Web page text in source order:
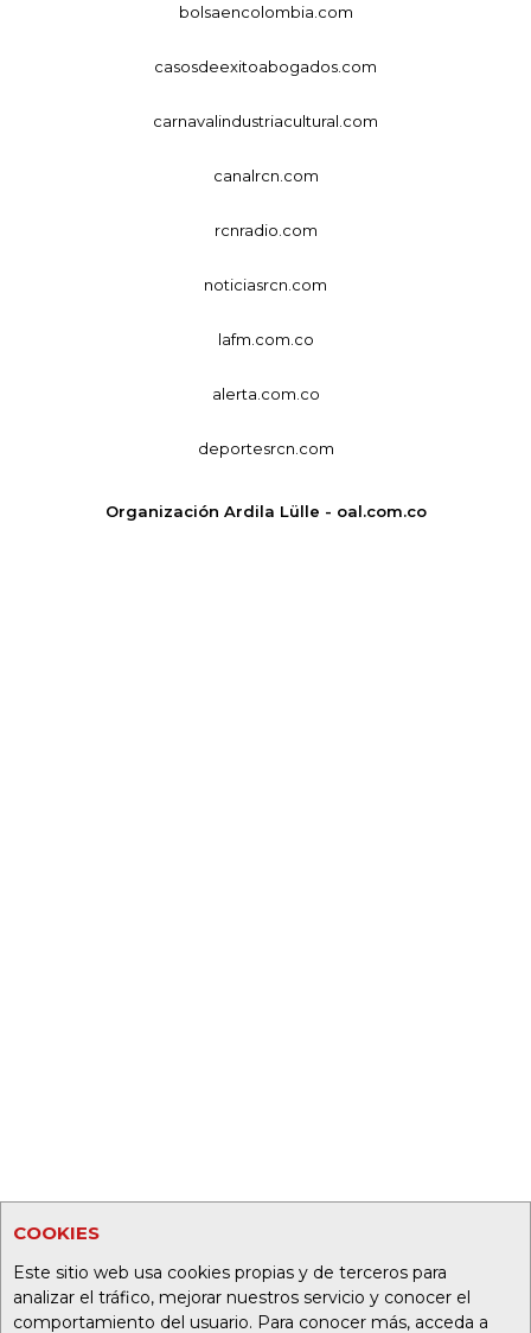
COOKIES
Este sitio web usa cookies propias y de terceros para
analizar el tráfico, mejorar nuestros servicio y conocer el
comportamiento del usuario. Para conocer más, acceda a
bolsaencolombia.com
casosdeexitoabogados.com
carnavalindustriacultural.com
canalrcn.com
rcnradio.com
noticiasrcn.com
lafm.com.co
alerta.com.co
deportesrcn.com
Organización Ardila Lülle - oal.com.co